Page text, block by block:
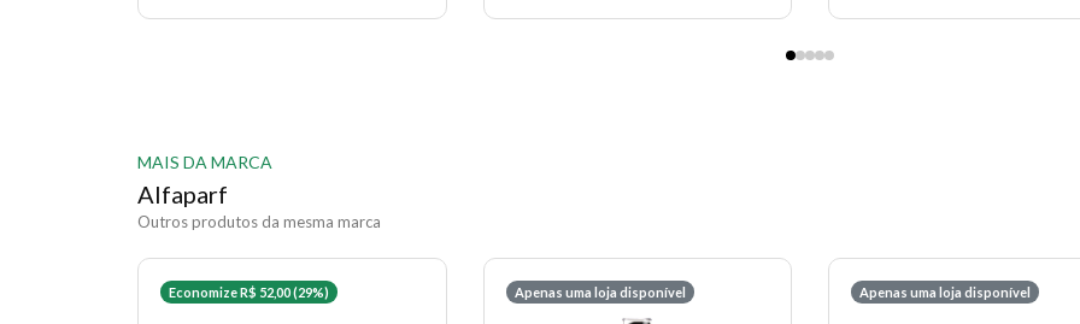
MAIS DA MARCA
Alfaparf
Outros produtos da mesma marca
Economize R$ 52,00 (29%) Apenas uma loja disponível Apenas uma loja disponível